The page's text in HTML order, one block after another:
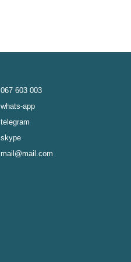
067 603 003
whats-app
telegram
skype
mail@mail.com